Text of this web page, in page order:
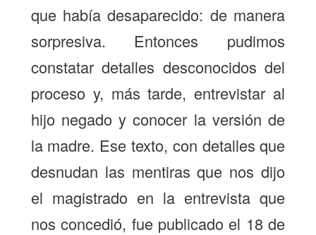
que había desaparecido: de manera
sorpresiva. Entonces pudimos
constatar detalles desconocidos del
proceso y, más tarde, entrevistar al
hijo negado y conocer la versión de
la madre. Ese texto, con detalles que
desnudan las mentiras que nos dijo
el magistrado en la entrevista que
nos concedió, fue publicado el 18 de